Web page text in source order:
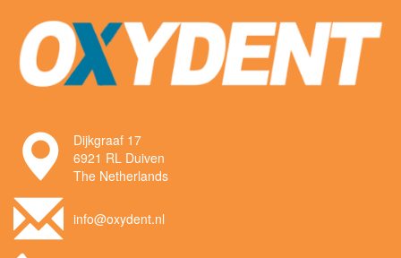
Dijkgraaf 17
6921 RL Duiven
The Netherlands
info@oxydent.nl